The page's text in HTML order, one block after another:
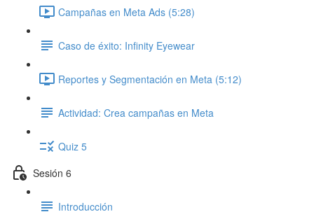
Campañas en Meta Ads (5:28)
Caso de éxito: Infinity Eyewear
Reportes y Segmentación en Meta (5:12)
Actividad: Crea campañas en Meta
Quiz 5
Sesión 6
Introducción